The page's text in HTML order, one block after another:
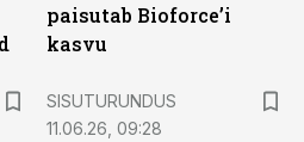
paisutab Bioforce’i
kasvu
SISUTURUNDUS
11.06.26, 09:28